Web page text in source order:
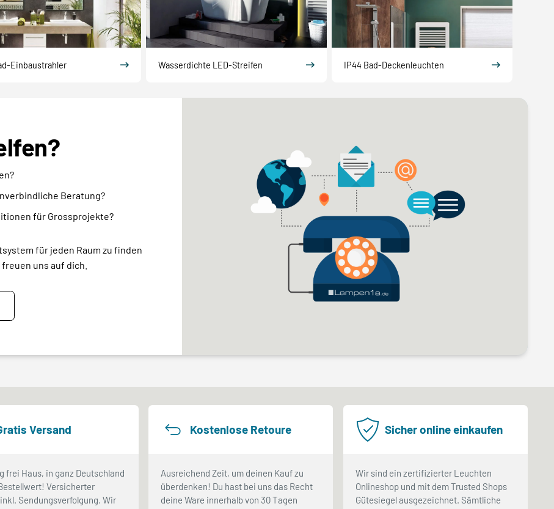
Einbaustrahler Wasserdichte LED-Streifen IP44 Bad-Deckenleuchten
Beratung?
für Grossprojekte?
für jeden Raum zu finden
uns auf dich.
Versand
frei Haus, in ganz Deutschland
Versicherter
Sendungsverfolgung. Wir
Kostenlose Retoure
Ausreichend Zeit, um deinen Kauf zu
überdenken! Du hast bei uns das Recht
deine Ware innerhalb von 30 Tagen
Sicher online einkaufen
Wir sind ein zertifizierter Leuchten
Onlineshop und mit dem Trusted Shops
Gütesiegel ausgezeichnet. Sämtliche